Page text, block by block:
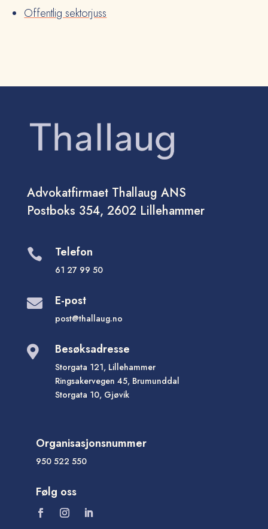
Offentlig sektorjuss
Advokatfirmaet Thallaug ANS
Postboks 354, 2602 Lillehammer
 Telefon
61 27 99 50
 E-post
post@thallaug.no
 Besøksadresse
Storgata 121, Lillehammer
Ringsakervegen 45, Brumunddal
Storgata 10, Gjøvik
Organisasjonsnummer
950 522 550
Følg oss